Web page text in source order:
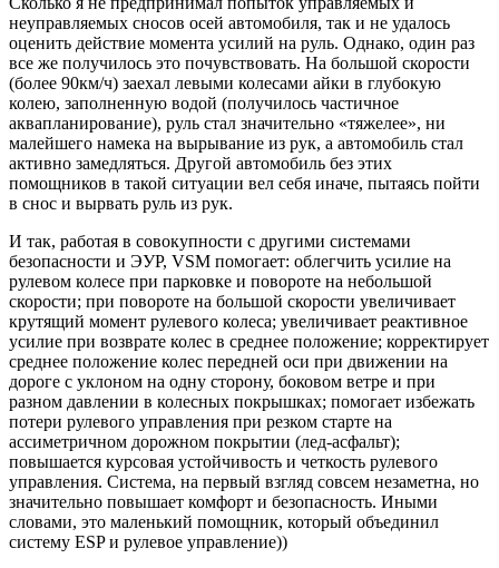
неуправляемых сносов осей автомобиля, так и не удалось
оценить действие момента усилий на руль. Однако, один раз
все же получилось это почувствовать. На большой скорости
(более 90км/ч) заехал левыми колесами айки в глубокую
колею, заполненную водой (получилось частичное
аквапланирование), руль стал значительно «тяжелее», ни
малейшего намека на вырывание из рук, а автомобиль стал
активно замедляться. Другой автомобиль без этих
помощников в такой ситуации вел себя иначе, пытаясь пойти
в снос и вырвать руль из рук.
И так, работая в совокупности с другими системами
безопасности и ЭУР, VSM помогает: облегчить усилие на
рулевом колесе при парковке и повороте на небольшой
скорости; при повороте на большой скорости увеличивает
крутящий момент рулевого колеса; увеличивает реактивное
усилие при возврате колес в среднее положение; корректирует
среднее положение колес передней оси при движении на
дороге с уклоном на одну сторону, боковом ветре и при
разном давлении в колесных покрышках; помогает избежать
потери рулевого управления при резком старте на
ассиметричном дорожном покрытии (лед-асфальт);
повышается курсовая устойчивость и четкость рулевого
управления. Система, на первый взгляд совсем незаметна, но
значительно повышает комфорт и безопасность. Иными
словами, это маленький помощник, который объединил
систему ESP и рулевое управление))